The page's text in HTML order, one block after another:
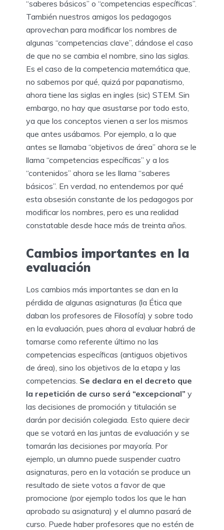
“saberes básicos” o “competencias específicas”.
También nuestros amigos los pedagogos
aprovechan para modificar los nombres de
algunas “competencias clave”, dándose el caso
de que no se cambia el nombre, sino las siglas.
Es el caso de la competencia matemática que,
no sabemos por qué, quizá por papanatismo,
ahora tiene las siglas en ingles (sic) STEM. Sin
embargo, no hay que asustarse por todo esto,
ya que los conceptos vienen a ser los mismos
que antes usábamos. Por ejemplo, a lo que
antes se llamaba “objetivos de área” ahora se le
llama “competencias específicas” y a los
“contenidos” ahora se les llama “saberes
básicos”. En verdad, no entendemos por qué
esta obsesión constante de los pedagogos por
modificar los nombres, pero es una realidad
constatable desde hace más de treinta años.
Cambios importantes en la
evaluación
Los cambios más importantes se dan en la
pérdida de algunas asignaturas (la Ética que
daban los profesores de Filosofía) y sobre todo
en la evaluación, pues ahora al evaluar habrá de
tomarse como referente último no las
competencias específicas (antiguos objetivos
de área), sino los objetivos de la etapa y las
competencias. Se declara en el decreto que
la repetición de curso será “excepcional” y
las decisiones de promoción y titulación se
darán por decisión colegiada. Esto quiere decir
que se votará en las juntas de evaluación y se
tomarán las decisiones por mayoría. Por
ejemplo, un alumno puede suspender cuatro
asignaturas, pero en la votación se produce un
resultado de siete votos a favor de que
promocione (por ejemplo todos los que le han
aprobado su asignatura) y el alumno pasará de
curso. Puede haber profesores que no estén de